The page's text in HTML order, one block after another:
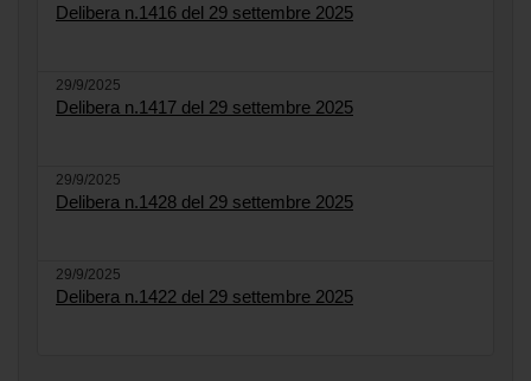
Delibera n.1416 del 29 settembre 2025
29/9/2025
Delibera n.1417 del 29 settembre 2025
29/9/2025
Delibera n.1428 del 29 settembre 2025
29/9/2025
Delibera n.1422 del 29 settembre 2025